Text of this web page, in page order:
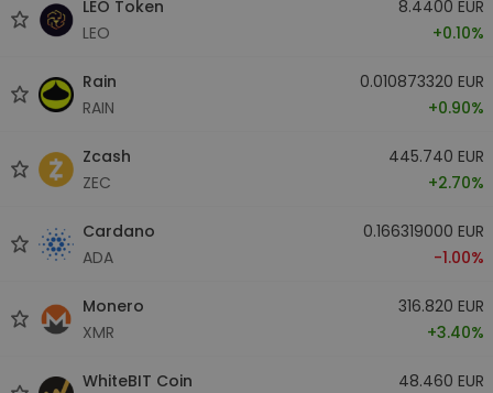
LEO Token
LEO
8.4400 EUR
+0.10%
Rain
RAIN
0.010873320 EUR
+0.90%
Zcash
ZEC
445.740 EUR
+2.70%
Cardano
ADA
0.166319000 EUR
-1.00%
Monero
XMR
316.820 EUR
+3.40%
WhiteBIT Coin
48.460 EUR